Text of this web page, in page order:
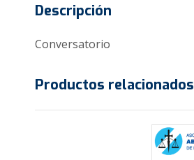
Descripción
Conversatorio
Productos relacionados